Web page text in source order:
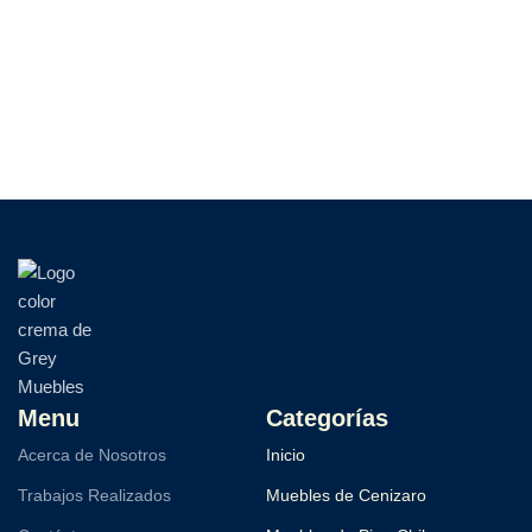
Menu
Acerca de Nosotros
Trabajos Realizados
Categorías
Inicio
Muebles de Cenizaro